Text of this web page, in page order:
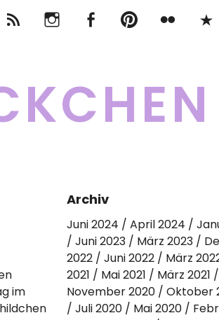
InstagramFacebookpinterest
im
Archiv
Juni 2024 April 2024
Juni 2023
März 2023
2022
Juni 2022 März
2021
Mai 2021 März 2021
November 2020
Oktober
Juli 2020
Mai 2020